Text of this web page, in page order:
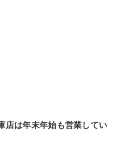
店は年末年始も営業してい